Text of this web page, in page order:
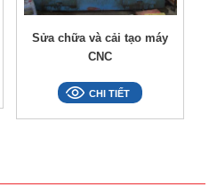
Sửa chữa và cải tạo máy
CNC
CHI TIẾT